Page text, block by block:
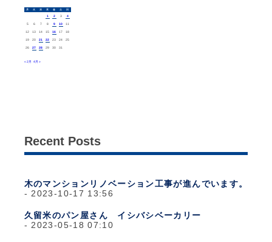
月 火 水 木 金 土 日
1 2 3 4
5 6 7 8 9 10 11
12 13 14 15 16 17 18
19 20 21 22 23 24 25
26 27 28 29 30 31
« 2月 4月 »
Recent Posts
木のマンションリノベーション工事が進んでいます。
2023-10-17 13:56
久留米のパン屋さん イシバシベーカリー
2023-05-18 07:10